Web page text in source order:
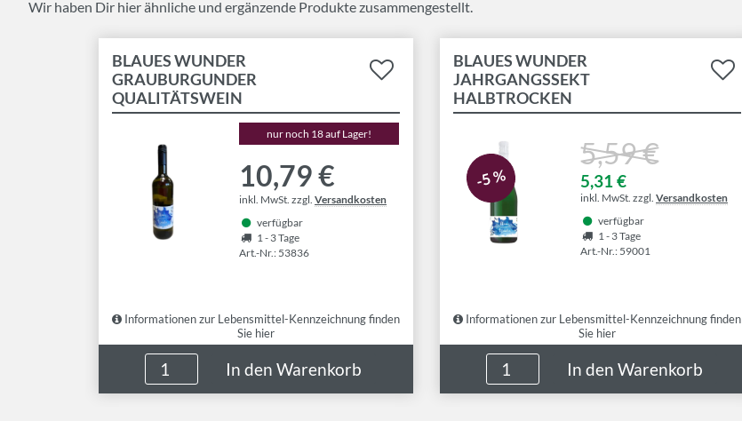
Wir haben Dir hier ähnliche und ergänzende Produkte zusammengestellt.
BLAUES WUNDER
GRAUBURGUNDER
QUALITÄTSWEIN
nur noch 18 auf Lager!
10,79 €
inkl. MwSt. zzgl. Versandkosten
verfügbar
1 - 3 Tage
Art.-Nr.: 53836
Informationen zur Lebensmittel-Kennzeichnung finden
Sie hier
BLAUES WUNDER
JAHRGANGSSEKT
HALBTROCKEN
-5 %
5,59 €
5,31 €
inkl. MwSt. zzgl. Versandkosten
verfügbar
1 - 3 Tage
Art.-Nr.: 59001
Informationen zur Lebensmittel-Kennzeichnung finden
Sie hier